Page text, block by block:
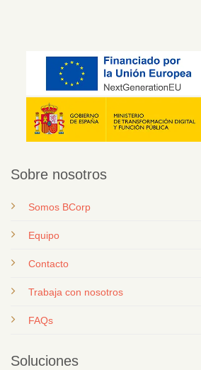
Sobre nosotros
Somos BCorp
Equipo
Contacto
Trabaja con nosotros
FAQs
Soluciones